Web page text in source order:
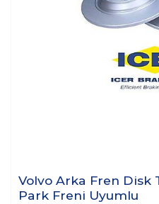
Volvo Arka Fren Disk
Park Freni Uyumlu